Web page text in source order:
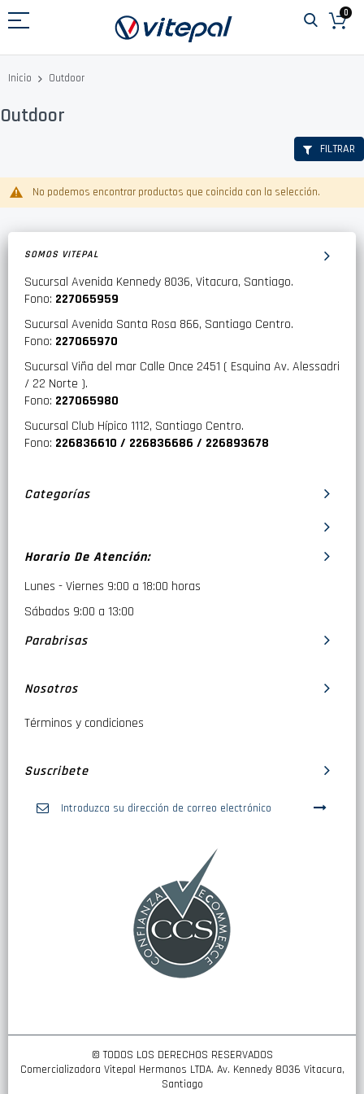
al
0
Inicio Outdoor
Outdoor
No podemos encontrar productos que coincida con la selección.
FILTRAR
SOMOS VITEPAL
Sucursal Avenida Kennedy 8036, Vitacura, Santiago.
Fono: 227065959
Sucursal Avenida Santa Rosa 866, Santiago Centro.
Fono: 227065970
Sucursal Viña del mar Calle Once 2451 ( Esquina Av. Alessadri
/ 22 Norte ).
Fono: 227065980
Sucursal Club Hípico 1112, Santiago Centro.
Fono: 226836610 / 226836686 / 226893678
Categorías
Horario De Atención:
Lunes - Viernes 9:00 a 18:00 horas
Sábados 9:00 a 13:00
Parabrisas
Nosotros
Términos y condiciones
Suscribete
© TODOS LOS DERECHOS RESERVADOS
Comercializadora Vitepal Hermanos LTDA. Av. Kennedy 8036 Vitacura,
Santiago